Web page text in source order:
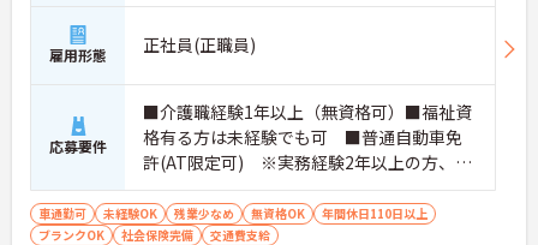
常時2～4名のスタッフで支援、国基準を上回る人員
配置や夜間複数名体制が敷かれているため、業務に
追われることなくご利用者様のペースに合わせたサ
います。
雇用形態 正社員(正職員)
応募要件
■介護職経験1年以上（無資格可）■福祉資
格有る方は未経験でも可 ■普通自動車免
許(AT限定可) ※実務経験2年以上の方、障
がい者福祉に関する経験をお持ちの方大歓
迎
車通勤可 未経験OK 残業少なめ 無資格OK
年間休日110日以上
ブランクOK
社会保険完備 交通費支給